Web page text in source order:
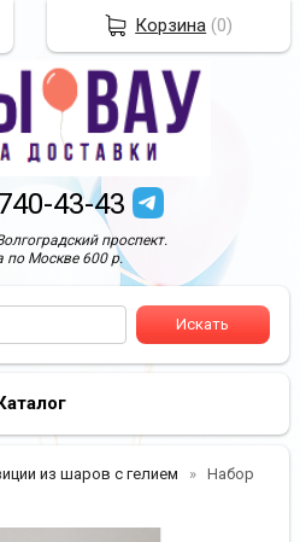
43-43
проспект.
по Москве 600 р.
из шаров с гелием
Набор
Корзина (0)